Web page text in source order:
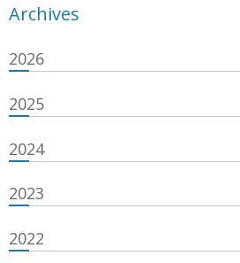
Archives
2026
2025
2024
2023
2022